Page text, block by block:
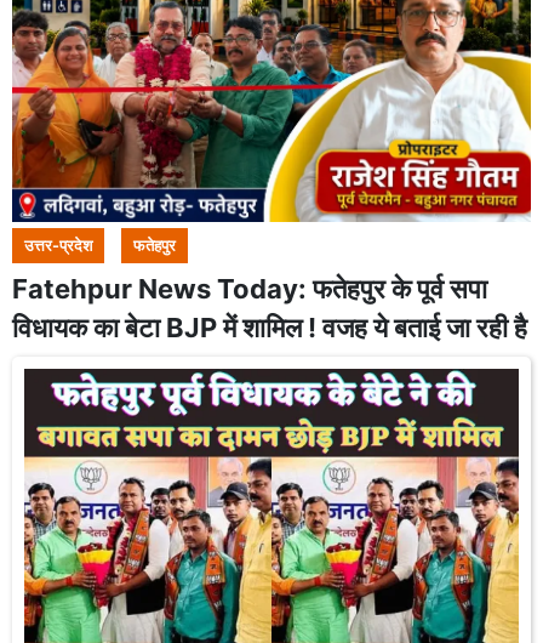
उत्तर-प्रदेश फतेहपुर
Fatehpur News Today: फतेहपुर के पूर्व सपा
विधायक का बेटा BJP में शामिल ! वजह ये बताई जा रही है